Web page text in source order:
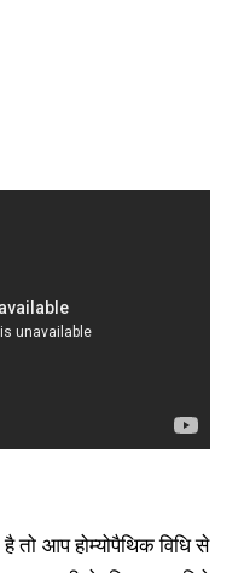
तो आप होम्योपैथिक विधि से